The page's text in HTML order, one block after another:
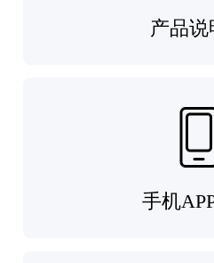
产品说
手机